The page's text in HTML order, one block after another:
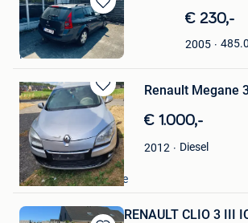
Bewaren
in
Mijn
Favorieten
€ 230,-
2005
Gadgets
Kemzeke
Bewaren
in
Mijn
Favorieten
Renault Megane
€ 1.000,-
2012
Diesel
Aiesi
Monceau-Sur-Sambre
RENAULT CLIO 3 III